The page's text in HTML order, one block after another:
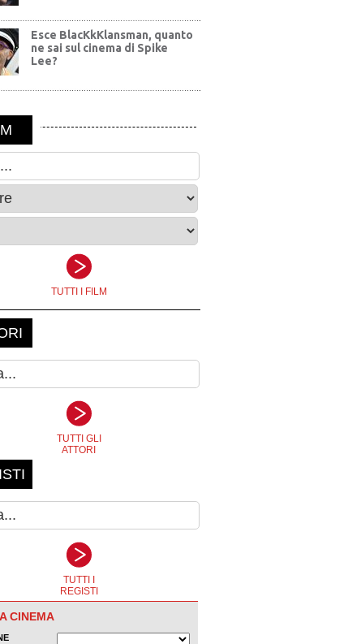
Esce BlacKkKlansman, quanto
ne sai sul cinema di Spike
Lee?